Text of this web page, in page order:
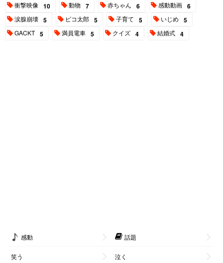
衝撃映像 10 動物 7 赤ちゃん 6 感動動画 6
涙腺崩壊 5 ピコ太郎 5 子育て 5 いじめ 5
GACKT 5 満員電車 5 クイズ 4 結婚式 4
感動 話題
笑う 泣く